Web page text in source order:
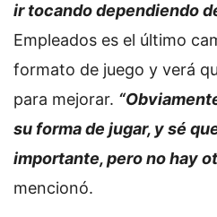
ir tocando dependiendo
Empleados es el último
formato de juego y verá
para mejorar.
su forma de jugar, y sé
importante, pero no hay
mencionó.